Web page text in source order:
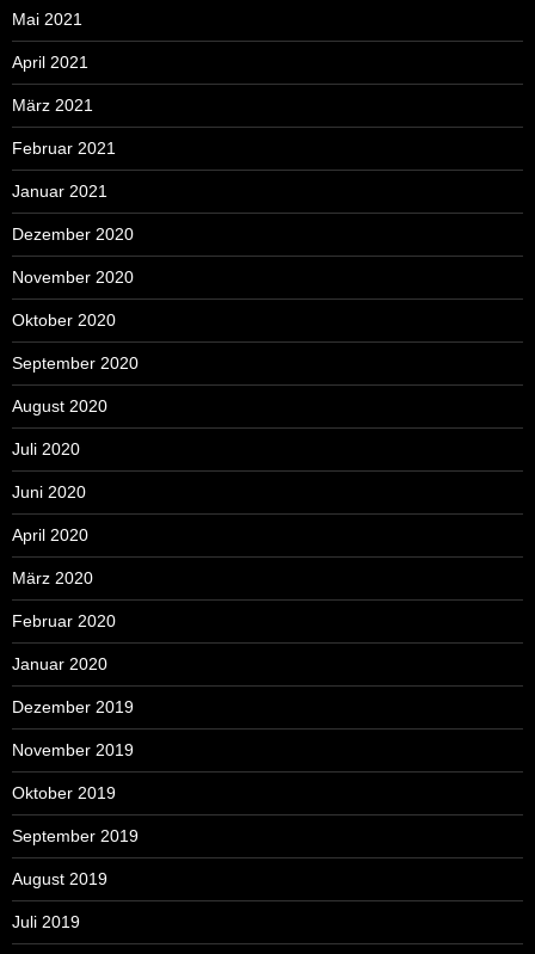
Mai 2021
April 2021
März 2021
Februar 2021
Januar 2021
Dezember 2020
November 2020
Oktober 2020
September 2020
August 2020
Juli 2020
Juni 2020
April 2020
März 2020
Februar 2020
Januar 2020
Dezember 2019
November 2019
Oktober 2019
September 2019
August 2019
Juli 2019